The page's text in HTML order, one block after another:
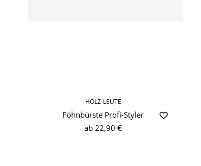
HOLZ-LEUTE
Föhnbürste Profi-Styler
ab 22,90 €